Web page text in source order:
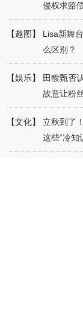
侵权求赔
【趣图 】
Lisa新舞
么区别？
【娱乐】
田馥甄否
故意让粉
【文化】
立秋到了
这些“冷知